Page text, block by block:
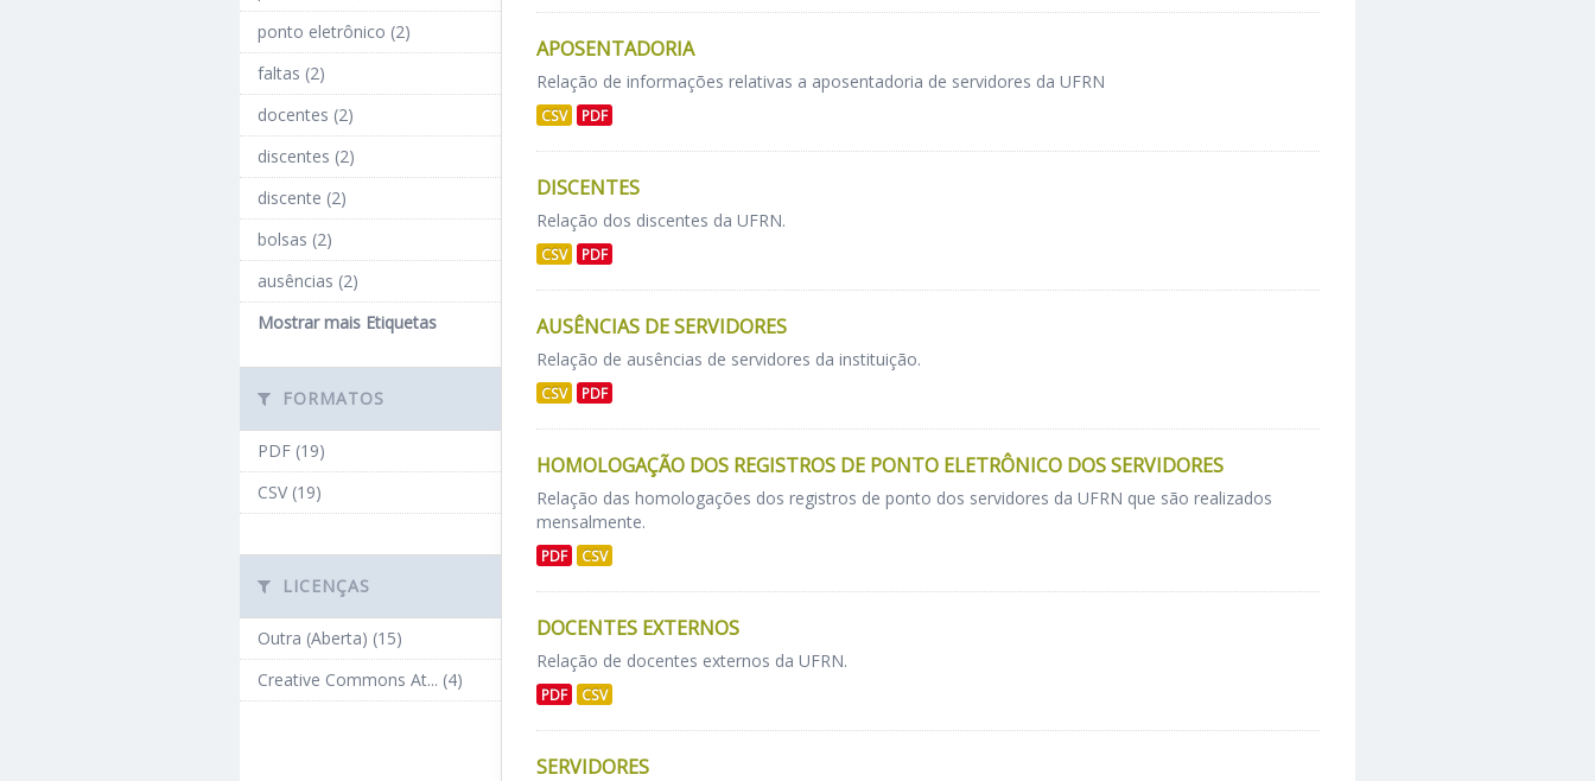
APOSENTADORIA
Relação de informações relativas a aposentadoria de servidores da UFRN
CSV PDF
DISCENTES
Relação dos discentes da UFRN.
CSV PDF
AUSÊNCIAS DE SERVIDORES
Relação de ausências de servidores da instituição.
CSV PDF
HOMOLOGAÇÃO DOS REGISTROS DE PONTO ELETRÔNICO DOS SERVIDORES
Relação das homologações dos registros de ponto dos servidores da UFRN que são realizados
mensalmente.
PDF CSV
DOCENTES EXTERNOS
Relação de docentes externos da UFRN.
PDF CSV
SERVIDORES
ponto eletrônico (2)
faltas (2)
docentes (2)
discentes (2)
discente (2)
bolsas (2)
ausências (2)
Mostrar mais Etiquetas
FORMATOS
PDF (19)
CSV (19)
LICENÇAS
Outra (Aberta) (15)
Creative Commons At... (4)